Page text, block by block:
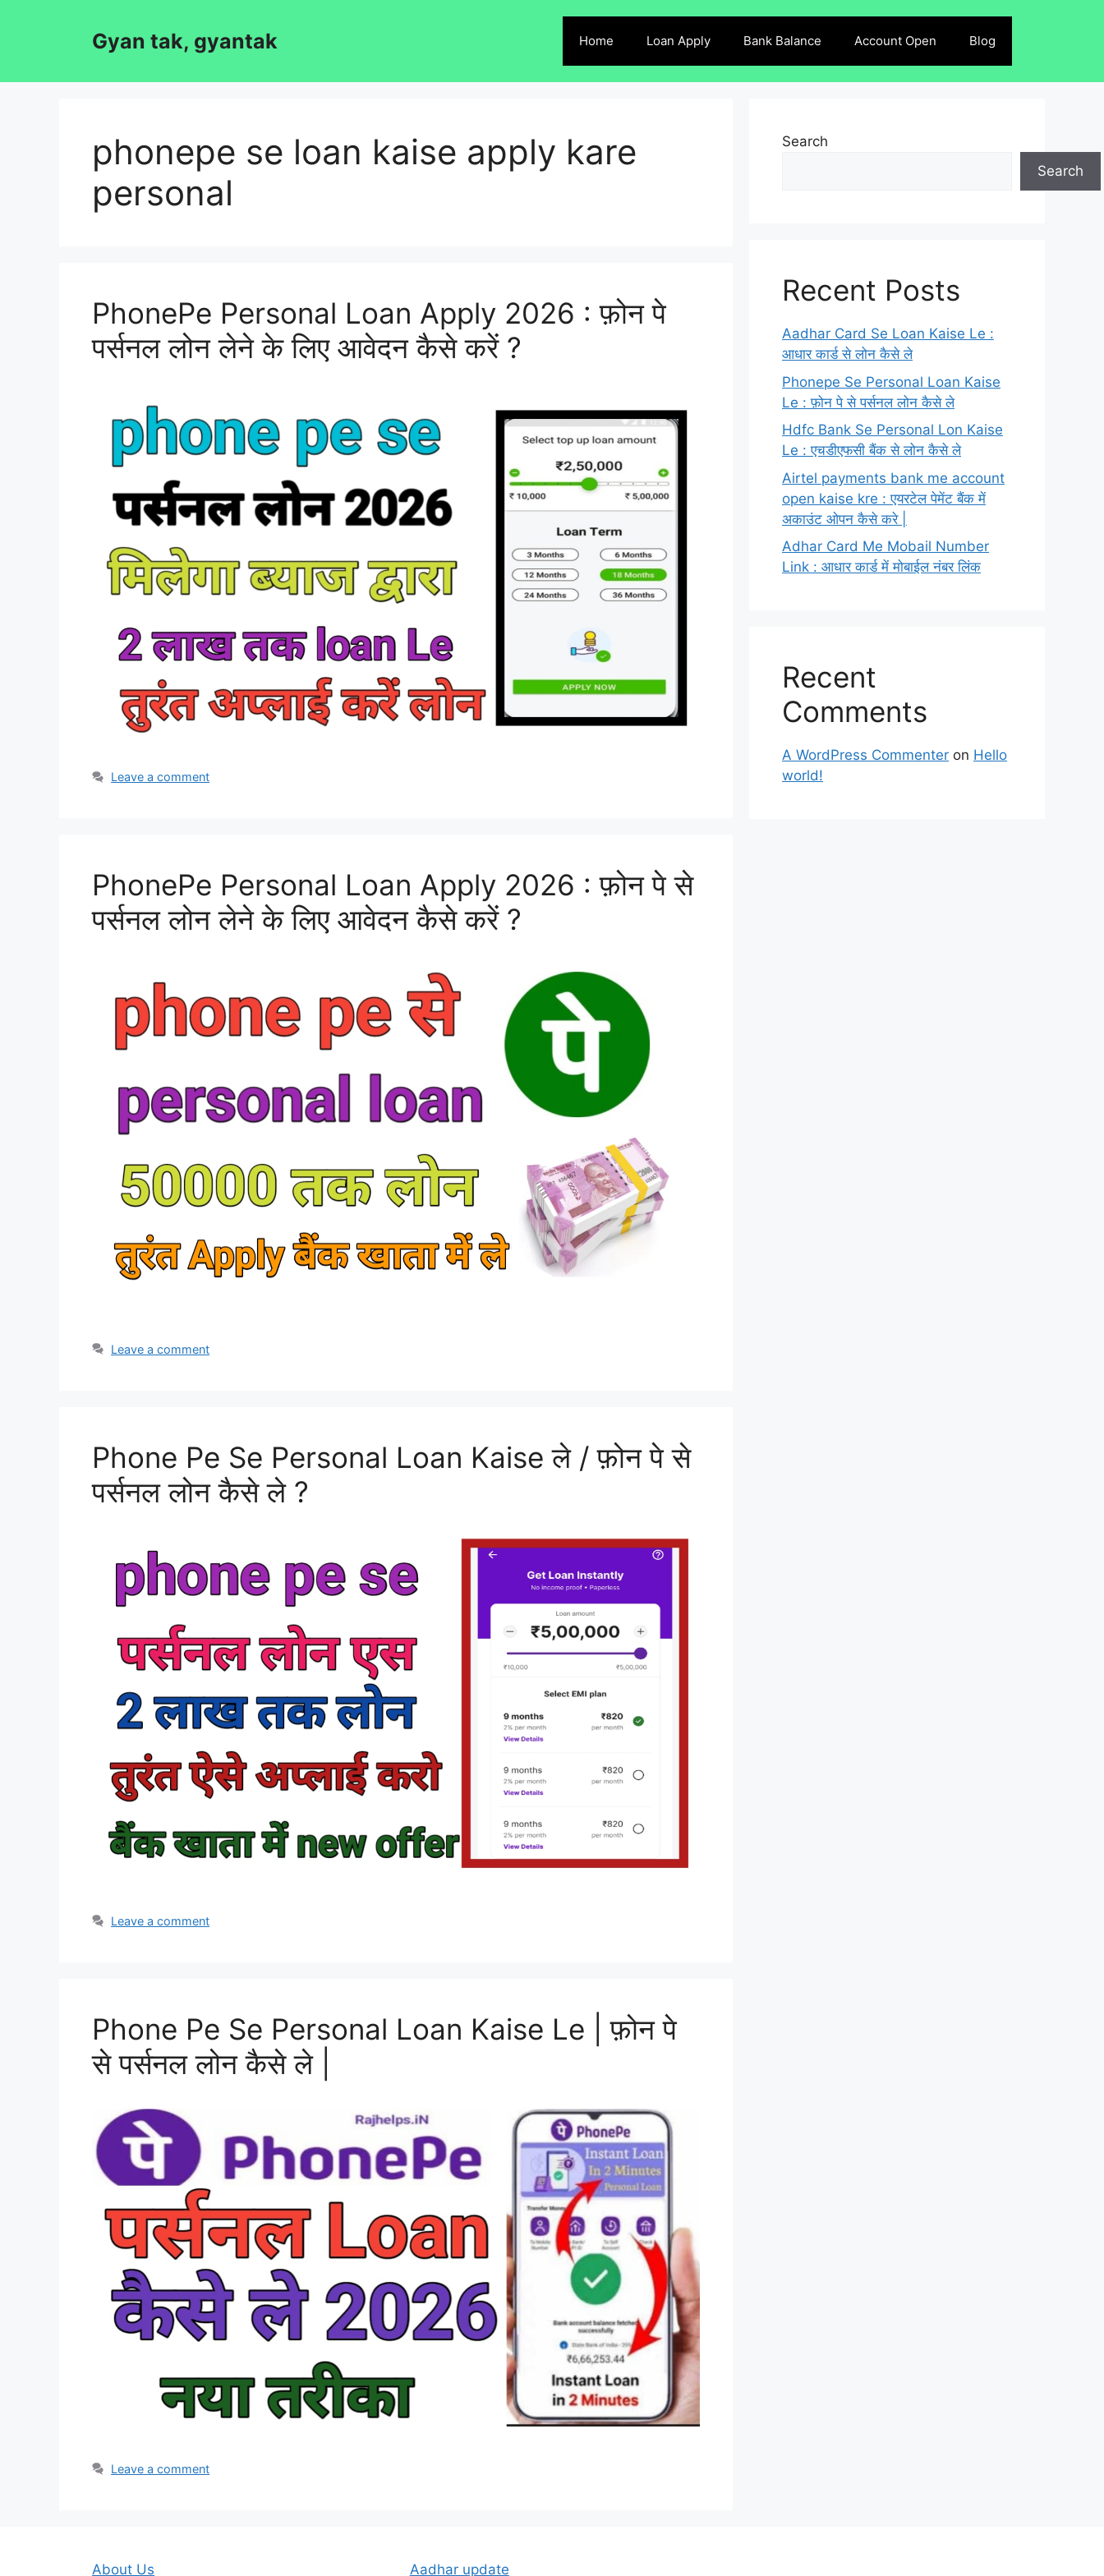
Gyan tak, gyantak Home Loan Apply Bank Balance Account Open Blog
phonepe se loan kaise apply kare
personal
PhonePe Personal Loan Apply 2026 : फ़ोन पे
पर्सनल लोन लेने के लिए आवेदन कैसे करें ?
Leave a comment
PhonePe Personal Loan Apply 2026 : फ़ोन पे से
पर्सनल लोन लेने के लिए आवेदन कैसे करें ?
Leave a comment
Phone Pe Se Personal Loan Kaise ले / फ़ोन पे से
पर्सनल लोन कैसे ले ?
Leave a comment
Phone Pe Se Personal Loan Kaise Le | फ़ोन पे
से पर्सनल लोन कैसे ले |
Leave a comment
Search
Search
Recent Posts
Aadhar Card Se Loan Kaise Le :
आधार कार्ड से लोन कैसे ले
Phonepe Se Personal Loan Kaise
Le : फ़ोन पे से पर्सनल लोन कैसे ले
Hdfc Bank Se Personal Lon Kaise
Le : एचडीएफसी बैंक से लोन कैसे ले
Airtel payments bank me account
open kaise kre : एयरटेल पेमेंट बैंक में
अकाउंट ओपन कैसे करे |
Adhar Card Me Mobail Number
Link : आधार कार्ड में मोबाईल नंबर लिंक
Recent
Comments
A WordPress Commenter on Hello
world!
About Us Aadhar update